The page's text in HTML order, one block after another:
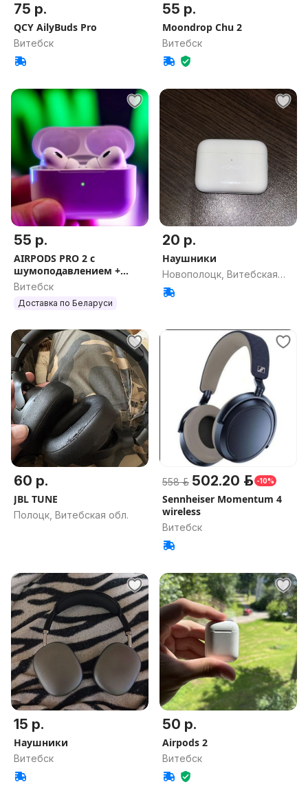
75 р.
QCY AilyBuds Pro
Витебск
55 р.
Moondrop Chu 2
Витебск
55 р.
AIRPODS PRO 2 с
шумоподавлением +
чехол в подарок +
Витебск
Доставка по Беларуси
20 р.
Наушники
Новополоцк, Витебская
обл.
60 р.
JBL TUNE
Полоцк, Витебская обл.
558 р. 502.20 р. -10%
Sennheiser Momentum 4
wireless
Витебск
15 р.
Наушники
Витебск
50 р.
Airpods 2
Витебск